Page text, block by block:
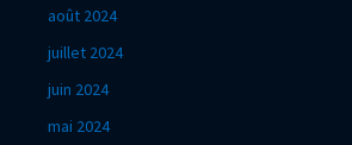
août 2024
juillet 2024
juin 2024
mai 2024